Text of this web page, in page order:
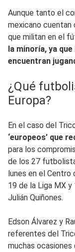
Aunque tanto el
mexicano cuentan
que militan en el
la minoría, ya
encuentran
¿Qué
Europa?
En el caso del
‘europeos’ que
para los
de los 27
lunes en el Centro
19 de la Liga MX y
Julián Quiñones.
Edson Álvarez y
referentes del
muchas